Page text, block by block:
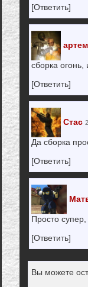
[Ответить]
артем
сборка
[Ответить]
Стас
Да сборка
[Ответить]
Просто
[Ответить]
Вы можете